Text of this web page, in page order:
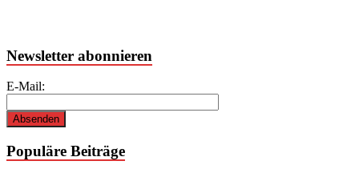
Newsletter abonnieren
E-Mail:
Populäre Beiträge